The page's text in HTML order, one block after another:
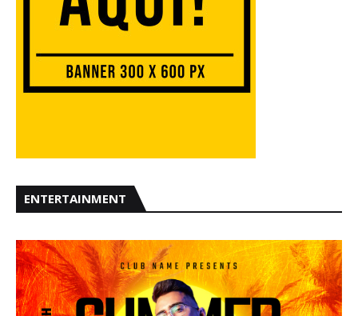
ENTERTAINMENT